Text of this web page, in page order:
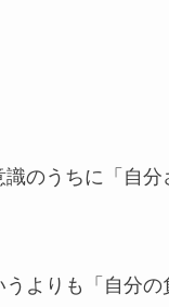
のうちに「自
よりも「自分